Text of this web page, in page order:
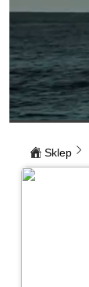
Sklep